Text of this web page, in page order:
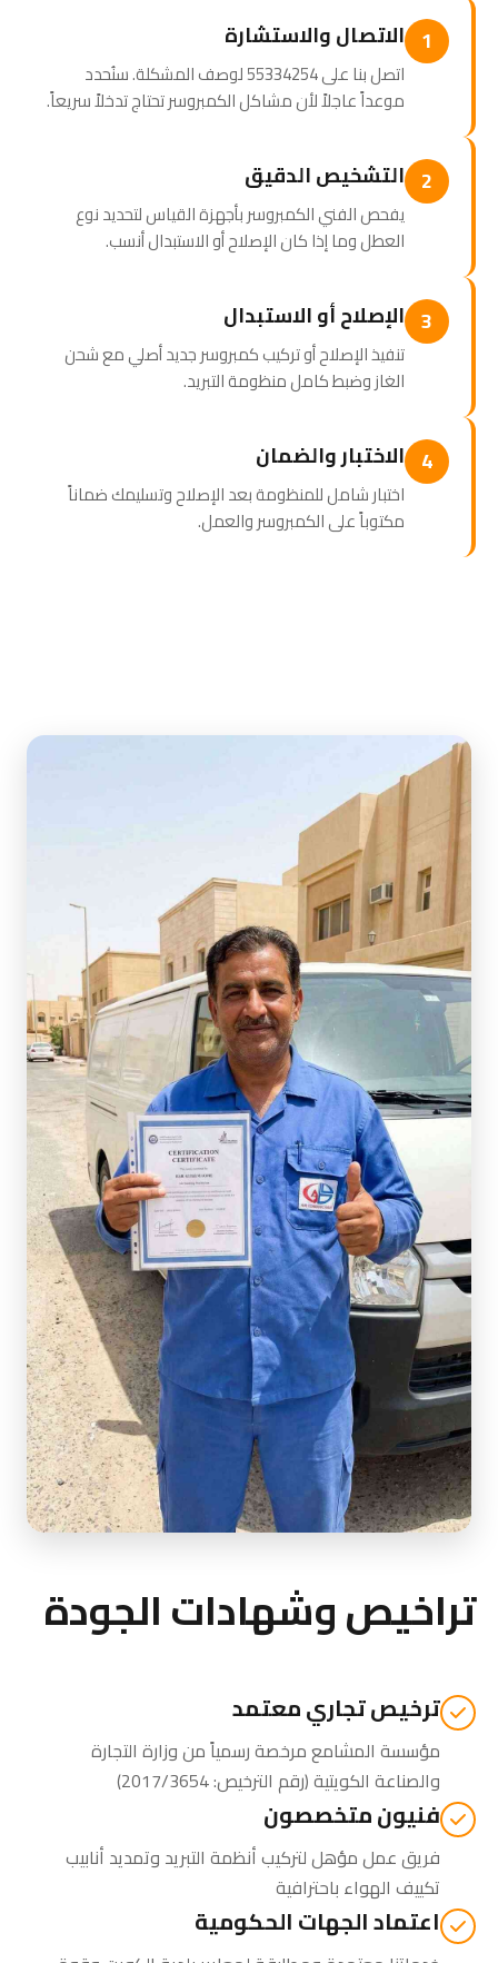
1 الاتصال والاستشارة
اتصل بنا على 55334254 لوصف المشكلة. سنُحدد
موعداً عاجلاً لأن مشاكل الكمبروسر تحتاج تدخلاً سريعاً.
2 التشخيص الدقيق
يفحص الفني الكمبروسر بأجهزة القياس لتحديد نوع
العطل وما إذا كان الإصلاح أو الاستبدال أنسب.
3 الإصلاح أو الاستبدال
تنفيذ الإصلاح أو تركيب كمبروسر جديد أصلي مع شحن
الغاز وضبط كامل منظومة التبريد.
4 الاختبار والضمان
اختبار شامل للمنظومة بعد الإصلاح وتسليمك ضماناً
مكتوباً على الكمبروسر والعمل.
تراخيص وشهادات الجودة
ترخيص تجاري معتمد
مؤسسة المشامع مرخصة رسمياً منوزارة التجارة
والصناعة الكويتية(رقم الترخيص: 2017/3654)
فنيون متخصصون
فريق عمل مؤهل لتركيب أنظمة التبريد وتمديد أنابيب
تكييف الهواء باحترافية
اعتماد الجهات الحكومية